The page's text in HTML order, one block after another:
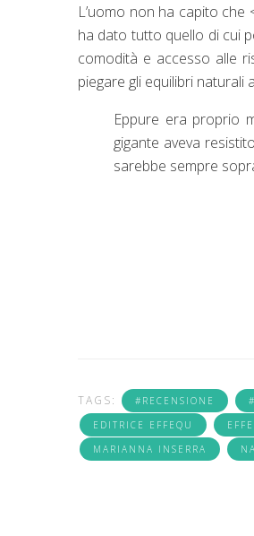
L’uomo non ha capito che
ha dato tutto quello di cui
comodità e accesso alle
piegare gli equilibri naturali
Eppure era proprio
gigante aveva
sarebbe sempre
TAGS: #RECENSIONE
EDITRICE EFFEQU
MARIANNA INSERRA